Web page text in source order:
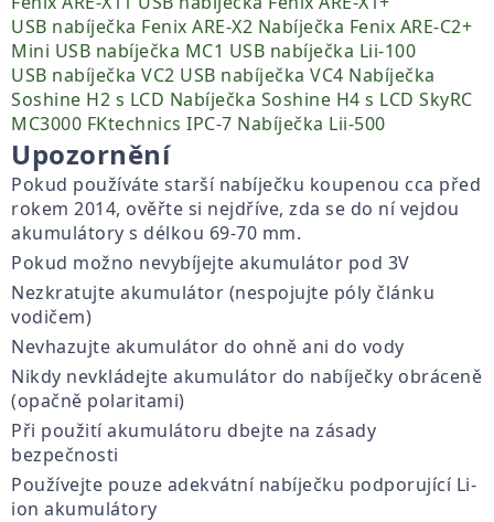
USB nabíječka Fenix ARE-X2 Nabíječka Fenix ARE-C2+
Mini USB nabíječka MC1 USB nabíječka Lii-100
USB nabíječka VC2 USB nabíječka VC4 Nabíječka
Soshine H2 s LCD Nabíječka Soshine H4 s LCD SkyRC
MC3000 FKtechnics IPC-7 Nabíječka Lii-500
Upozornění
Pokud používáte starší nabíječku koupenou cca před
rokem 2014, ověřte si nejdříve, zda se do ní vejdou
akumulátory s délkou 69-70 mm.
Pokud možno nevybíjejte akumulátor pod 3V
Nezkratujte akumulátor (nespojujte póly článku
vodičem)
Nevhazujte akumulátor do ohně ani do vody
Nikdy nevkládejte akumulátor do nabíječky obráceně
(opačně polaritami)
Při použití akumulátoru dbejte na zásady
bezpečnosti
Používejte pouze adekvátní nabíječku podporující Li-
ion akumulátory